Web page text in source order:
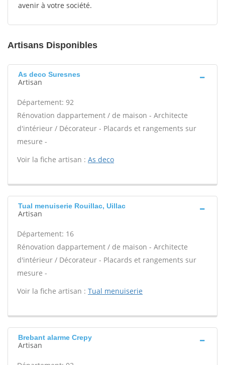
avenir à votre société.
Artisans Disponibles
As deco Suresnes
Artisan
Département: 92
Rénovation dappartement / de maison - Architecte
d'intérieur / Décorateur - Placards et rangements sur
mesure -
Voir la fiche artisan : As deco
Tual menuiserie Rouillac, Uillac
Artisan
Département: 16
Rénovation dappartement / de maison - Architecte
d'intérieur / Décorateur - Placards et rangements sur
mesure -
Voir la fiche artisan : Tual menuiserie
Brebant alarme Crepy
Artisan